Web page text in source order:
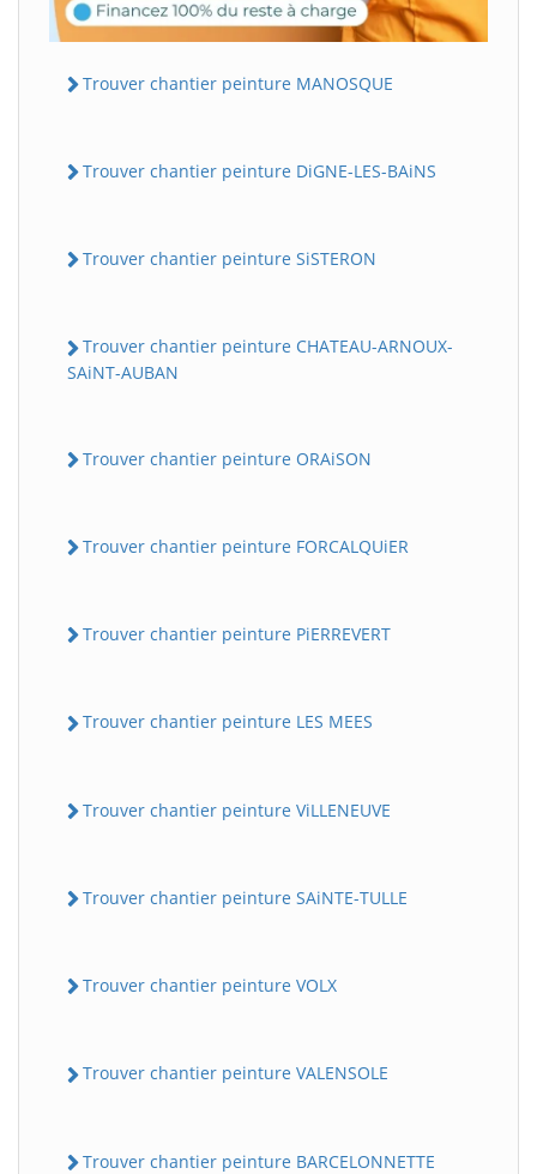
Trouver chantier peinture MANOSQUE
Trouver chantier peinture DiGNE-LES-BAiNS
Trouver chantier peinture SiSTERON
Trouver chantier peinture CHATEAU-ARNOUX-
SAiNT-AUBAN
Trouver chantier peinture ORAiSON
Trouver chantier peinture FORCALQUiER
Trouver chantier peinture PiERREVERT
Trouver chantier peinture LES MEES
Trouver chantier peinture ViLLENEUVE
Trouver chantier peinture SAiNTE-TULLE
Trouver chantier peinture VOLX
Trouver chantier peinture VALENSOLE
Trouver chantier peinture BARCELONNETTE